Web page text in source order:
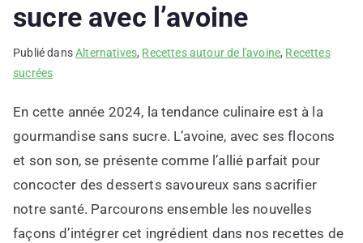
sucre avec l’avoine
Publié dansAlternatives, Recettes autour de l'avoine, Recettes
sucrées
En cette année 2024, la tendance culinaire est à la
gourmandise sans sucre. L’avoine, avec ses flocons
et son son, se présente comme l’allié parfait pour
concocter des desserts savoureux sans sacrifier
notre santé. Parcourons ensemble les nouvelles
façons d’intégrer cet ingrédient dans nos recettes de